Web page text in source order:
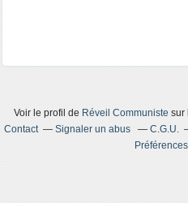
Voir le profil de Réveil Communiste sur
Contact
Signaler un abus C.G.U.